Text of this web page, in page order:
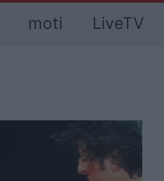
moti LiveTV